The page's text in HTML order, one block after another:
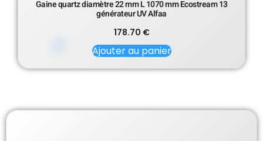
Gaine quartz diamètre 22 mm L 1070 mm Ecostream 13
générateur UV Alfaa
178.70 €
Ajouter au panier